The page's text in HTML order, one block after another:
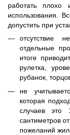
работать
использования.
допустить при
отсутствие
отдельные
итоге
рулетка,
рубанок,
не
которая
случаев
сантиметров
пожеланий